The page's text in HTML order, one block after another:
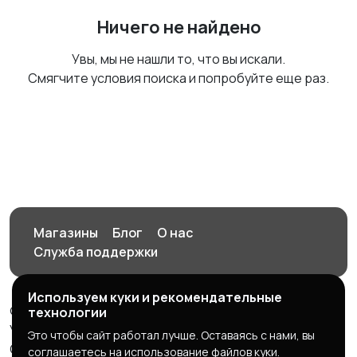
Ничего не найдено
Увы, мы не нашли то, что вы искали.
Смягчите условия поиска и попробуйте еще раз.
Магазины Блог
О нас
Служба поддержки
© 2026 Орен-АЙ - Авто | Недвижимость | Работа |
Услуги
Создал Карусов Е.С ООО "ЦПК" ИНН 5609203278 ОГРН
Используем куки и рекомендательные
технологии
Это чтобы сайт работал лучше. Оставаясь с нами, вы
соглашаетесь на использование файлов куки.